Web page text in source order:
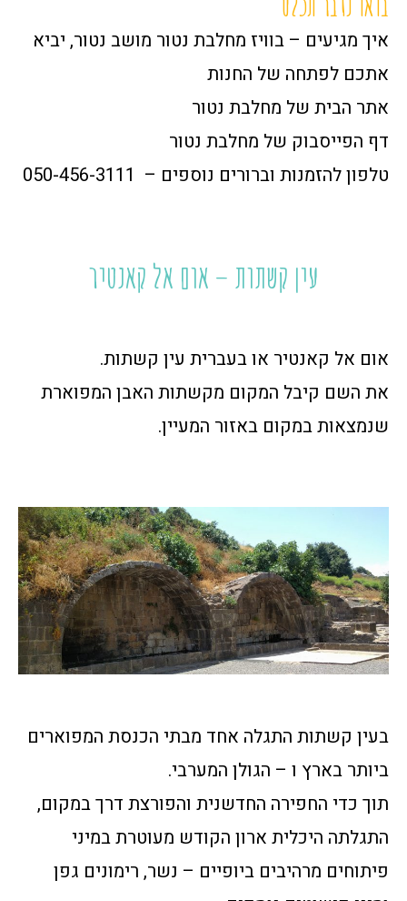
איך מגיעים – בוויז מחלבת נטור מושב נטור, יביא
אתכם לפתחה של החנות
אתר הבית של מחלבת נטור
דף הפייסבוק של מחלבת נטור
טלפון להזמנות וברורים נוספים – 050-456-3111
עין קשתות – אום אל קאנטיר
אום אל קאנטיר או בעברית עין קשתות.
את השם קיבל המקום מקשתות האבן המפוארת
שנמצאות במקום באזור המעיין.
בעין קשתות התגלה אחד מבתי הכנסת המפוארים
ביותר בארץ ו – הגולן המערבי.
תוך כדי החפירה החדשנית והפורצת דרך במקום,
התגלתה היכלית ארון הקודש מעוטרת במיני
פיתוחים מרהיבים ביופיים – נשר, רימונים גפן